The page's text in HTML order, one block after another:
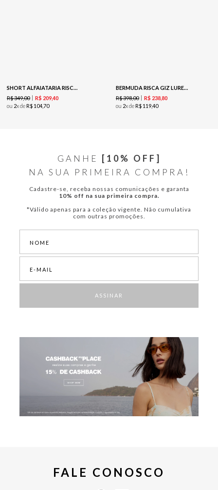
SHORT ALFAIATARIA RISCA DE GIZ - BLACK
R$349,00 R$ 20940
ou 2x deR$ 10470
BERMUDA RISCA GIZ LUREX - AVEIA
R$398,00 R$ 23880
ou 2x deR$ 11940
GANHE
[10% OFF]
NA SUA PRIMEIRA COMPRA!
Cadastre-se, receba nossas comunicações e garanta
10% off na sua primeira compra.
*Válido apenas para a coleção vigente. Não cumulativa
com outras promoções.
ASSINAR
FALE CONOSCO